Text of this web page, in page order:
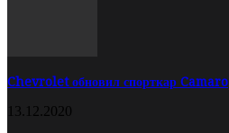
Chevrolet обновил спорткар Camaro
13.12.2020